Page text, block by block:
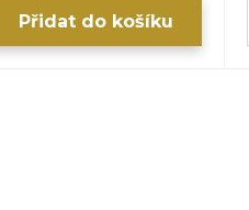
Přidat do košíku